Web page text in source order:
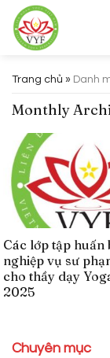
Skip
content
Trang chủ » Danh
Monthly
Các lớp tập huấn
nghiệp vụ sư
cho thầy dạy
2025
Chuyên mục